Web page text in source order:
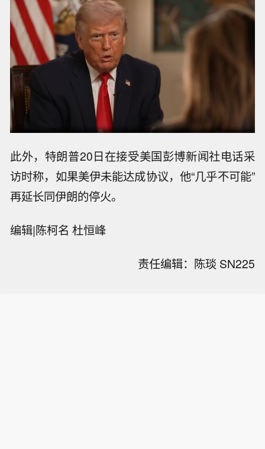
此外，特朗普20日在接受美国彭博新闻社电话采
访时称，如果美伊未能达成协议，他“几乎不可能”
再延长同伊朗的停火。
编辑|陈柯名杜恒峰
责任编辑：陈琰 SN225